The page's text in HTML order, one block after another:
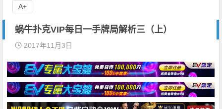
蜗牛扑克VIP每日一手牌局解析三（上）
2017年11月3日
A+